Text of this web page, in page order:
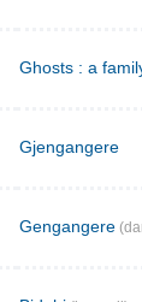
Ghosts : a
Gjengangere
Gengangere